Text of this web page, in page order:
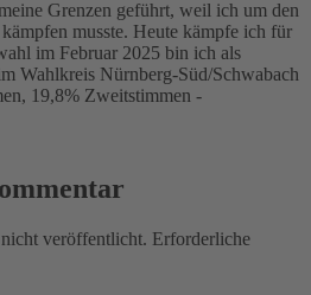
Grenzen geführt, weil ich um den
musste. Heute kämpfe ich für
im Februar 2025 bin ich als
Wahlkreis Nürnberg-Süd/Schwabach
19,8% Zweitstimmen -
veröffentlicht. Erforderliche